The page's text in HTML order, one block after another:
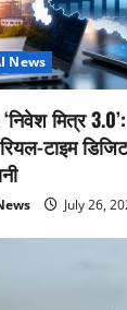
News
मित्र
टाइम
July 26,